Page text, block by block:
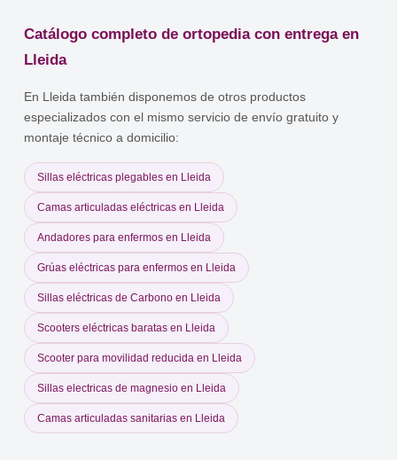
Catálogo completo de ortopedia con entrega en
Lleida
En Lleida también disponemos de otros productos
especializados con el mismo servicio de envío gratuito y
montaje técnico a domicilio:
Sillas eléctricas plegables en Lleida
Camas articuladas eléctricas en Lleida
Andadores para enfermos en Lleida
Grúas eléctricas para enfermos en Lleida
Sillas eléctricas de Carbono en Lleida
Scooters eléctricas baratas en Lleida
Scooter para movilidad reducida en Lleida
Sillas electricas de magnesio en Lleida
Camas articuladas sanitarias en Lleida